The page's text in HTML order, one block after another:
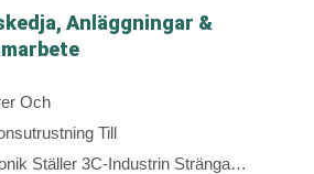
Anläggningar &
Och
Till
Ställer 3C-Industrin Stränga